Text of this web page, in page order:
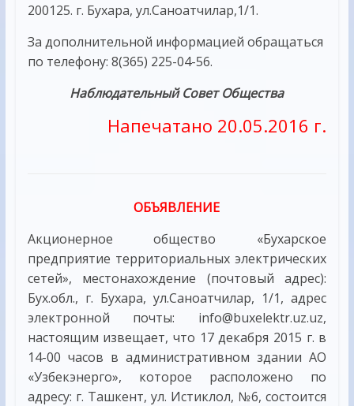
200125. г. Бухара, ул.Саноатчилар,1/1.
За дополнительной информацией обращаться
по телефону: 8(365) 225-04-56.
Наблюдательный Совет Общества
Напечатано 20.05.2016 г.
ОБЪЯВЛЕНИЕ
Акционерное общество «Бухарское
предприятие территориальных электрических
сетей», местонахождение (почтовый адрес):
Бух.обл., г. Бухара, ул.Саноатчилар, 1/1, адрес
электронной почты: info@buxelektr.uz.uz,
настоящим извещает, что 17 декабря 2015 г. в
14-00 часов в административном здании АО
«Узбекэнерго», которое расположено по
адресу: г. Ташкент, ул. Истиклол, №6, состоится